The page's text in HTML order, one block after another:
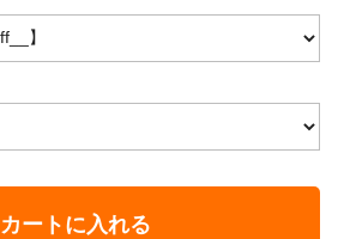
カートに入れる